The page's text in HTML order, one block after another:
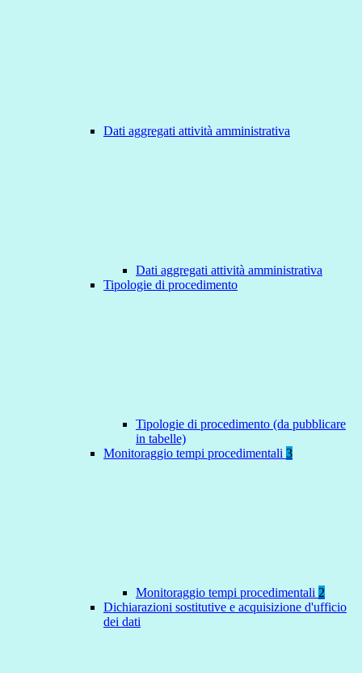
Dati aggregati attività amministrativa
Dati aggregati attività amministrativa
Tipologie di procedimento
Tipologie di procedimento (da pubblicare
in tabelle)
Monitoraggio tempi procedimentali 3
Monitoraggio tempi procedimentali 2
Dichiarazioni sostitutive e acquisizione d'ufficio
dei dati